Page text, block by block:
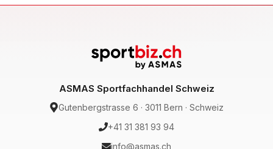
ASMAS Sportfachhandel Schweiz
Gutenbergstrasse 6 · 3011 Bern · Schweiz
+41 31 381 93 94
info@asmas.ch